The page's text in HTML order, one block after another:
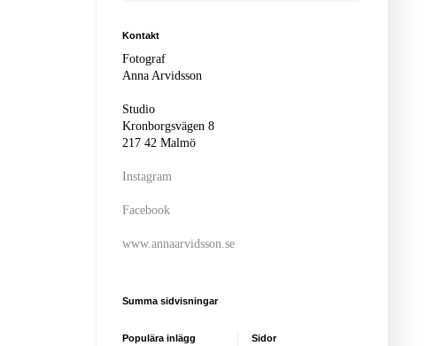
Kontakt
Fotograf
Anna Arvidsson
Studio
Kronborgsvägen 8
217 42 Malmö
Instagram
Facebook
www.annaarvidsson.se
Summa sidvisningar
Populära inlägg Sidor